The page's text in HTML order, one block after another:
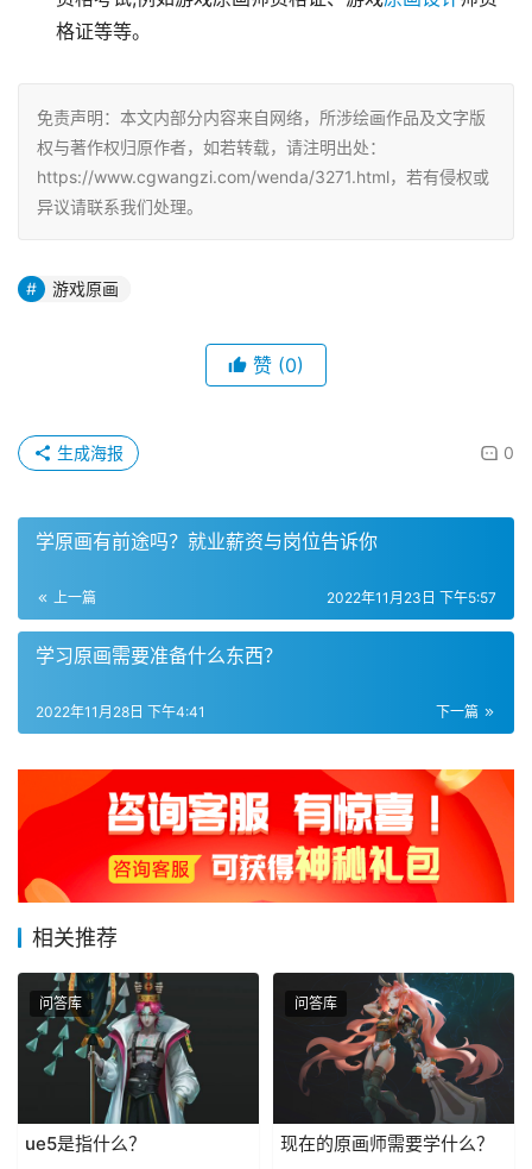
格证等等。
免责声明：本文内部分内容来自网络，所涉绘画作品及文字版
权与著作权归原作者，如若转载，请注明出处：
https://www.cgwangzi.com/wenda/3271.html，若有侵权或
异议请联系我们处理。
游戏原画
赞 (0)
0
生成海报
学原画有前途吗？就业薪资与岗位告诉你
上一篇 2022年11月23日 下午5:57
学习原画需要准备什么东西？
下一篇
2022年11月28日 下午4:41
相关推荐
问答库
ue5是指什么？
问答库
现在的原画师需要学什么？